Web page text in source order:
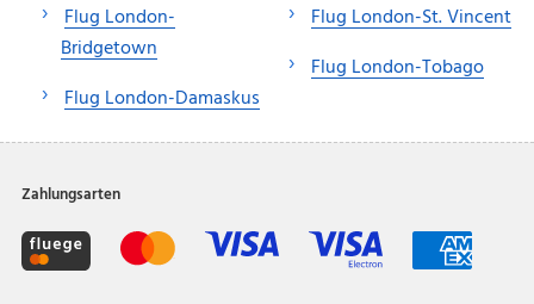
Flug London-
Bridgetown
Flug London-Damaskus
Flug London-St. Vincent
Flug London-Tobago